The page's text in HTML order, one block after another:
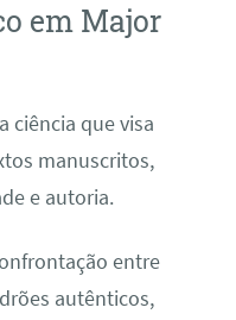
em Major
ciência que visa
manuscritos,
e autoria.
entre
autênticos,